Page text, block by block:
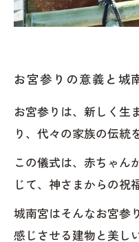
お宮参りの意義と城
お宮参りは、新しく生
り、代々の家族の伝統
この儀式は、赤ちゃん
じて、神さまからの祝
城南宮はそんなお宮参
感じさせる建物と美し